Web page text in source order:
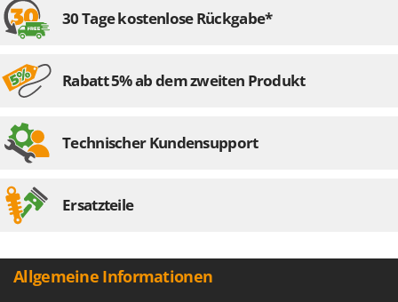
30 Tage kostenlose Rückgabe*
Rabatt 5% ab dem zweiten Produkt
Technischer Kundensupport
Ersatzteile
Allgemeine Informationen